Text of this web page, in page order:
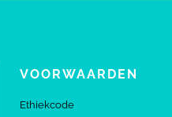
VOORWAARDEN
Ethiekcode